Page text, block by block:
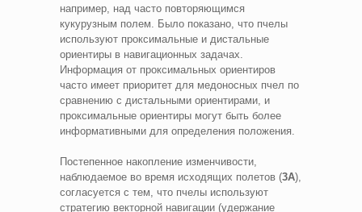
например, над часто повторяющимся
кукурузным полем. Было показано, что пчелы
используют проксимальные и дистальные
ориентиры в навигационных задачах.
Информация от проксимальных ориентиров
часто имеет приоритет для медоносных пчел по
сравнению с дистальными ориентирами, и
проксимальные ориентиры могут быть более
информативными для определения положения.
Постепенное накопление изменчивости,
наблюдаемое во время исходящих полетов (3A),
согласуется с тем, что пчелы используют
стратегию векторной навигации (удержание